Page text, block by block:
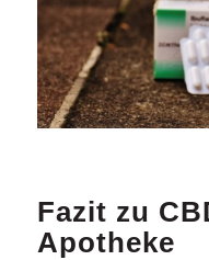
Fazit zu
Apotheke